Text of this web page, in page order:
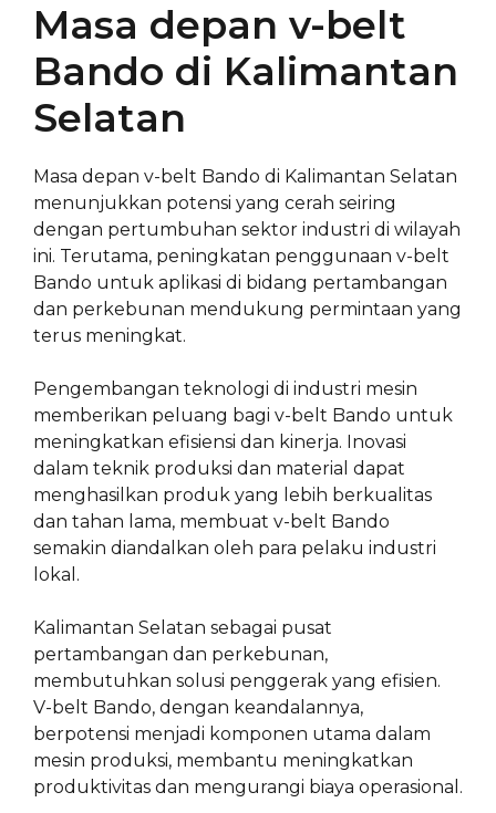
Masa depan v-belt
Bando di Kalimantan
Selatan
Masa depan v-belt Bando di Kalimantan Selatan
menunjukkan potensi yang cerah seiring
dengan pertumbuhan sektor industri di wilayah
ini. Terutama, peningkatan penggunaan v-belt
Bando untuk aplikasi di bidang pertambangan
dan perkebunan mendukung permintaan yang
terus meningkat.
Pengembangan teknologi di industri mesin
memberikan peluang bagi v-belt Bando untuk
meningkatkan efisiensi dan kinerja. Inovasi
dalam teknik produksi dan material dapat
menghasilkan produk yang lebih berkualitas
dan tahan lama, membuat v-belt Bando
semakin diandalkan oleh para pelaku industri
lokal.
Kalimantan Selatan sebagai pusat
pertambangan dan perkebunan,
membutuhkan solusi penggerak yang efisien.
V-belt Bando, dengan keandalannya,
berpotensi menjadi komponen utama dalam
mesin produksi, membantu meningkatkan
produktivitas dan mengurangi biaya operasional.